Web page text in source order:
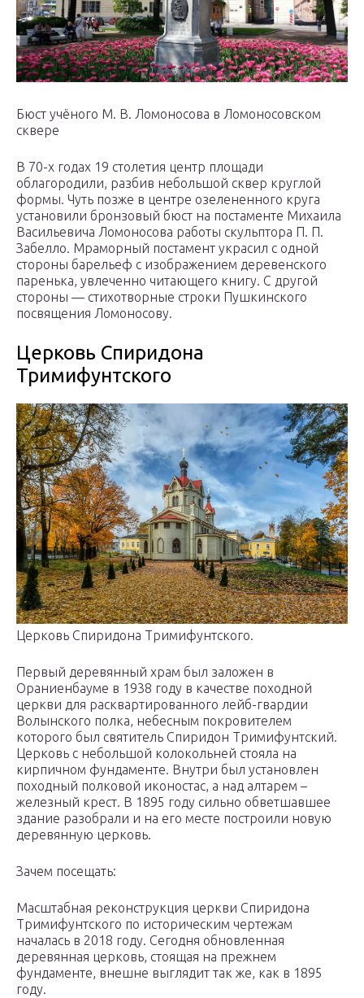
Бюст учёного М. В. Ломоносова в Ломоносовском
сквере
В 70-х годах 19 столетия центр площади
облагородили, разбив небольшой сквер круглой
формы. Чуть позже в центре озелененного круга
установили бронзовый бюст на постаменте Михаила
Васильевича Ломоносова работы скульптора П. П.
Забелло. Мраморный постамент украсил с одной
стороны барельеф с изображением деревенского
паренька, увлеченно читающего книгу. С другой
стороны — стихотворные строки Пушкинского
посвящения Ломоносову.
Церковь Спиридона
Тримифунтского
Церковь Спиридона Тримифунтского.
Первый деревянный храм был заложен в
Ораниенбауме в 1938 году в качестве походной
церкви для расквартированного лейб-гвардии
Волынского полка, небесным покровителем
которого был святитель Спиридон Тримифунтский.
Церковь с небольшой колокольней стояла на
кирпичном фундаменте. Внутри был установлен
походный полковой иконостас, а над алтарем –
железный крест. В 1895 году сильно обветшавшее
здание разобрали и на его месте построили новую
деревянную церковь.
Зачем посещать:
Масштабная реконструкция церкви Спиридона
Тримифунтского по историческим чертежам
началась в 2018 году. Сегодня обновленная
деревянная церковь, стоящая на прежнем
фундаменте, внешне выглядит так же, как в 1895
году.